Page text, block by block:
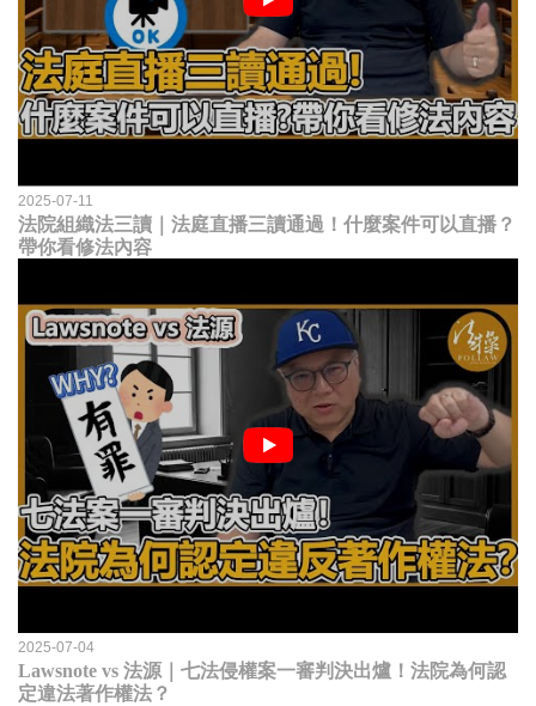
2025-07-11
法院組織法三讀｜法庭直播三讀通過！什麼案件可以直播？
帶你看修法內容
2025-07-04
Lawsnote vs 法源｜七法侵權案一審判決出爐！法院為何認
定違法著作權法？